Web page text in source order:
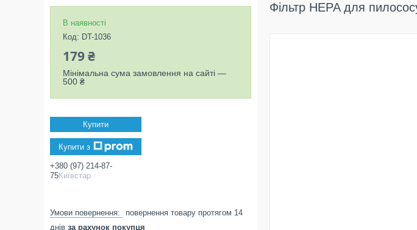
Фільтр HEPA для
В наявності
Код: DT-1036
179 ₴
Мінімальна сума замовлення на сайті —
500 ₴
Купити
Купити з
+380 (97) 214-87-
75Київстар
повернення товару протягом 14
днів за рахунок покупця